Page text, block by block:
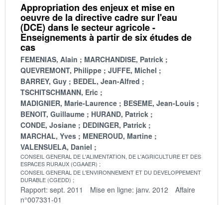
Appropriation des enjeux et mise en
oeuvre de la directive cadre sur l'eau
(DCE) dans le secteur agricole -
Enseignements à partir de six études de
cas
FEMENIAS, Alain
MARCHANDISE, Patrick
QUEVREMONT, Philippe
JUFFE, Michel
BARREY, Guy
BEDEL, Jean-Alfred
TSCHITSCHMANN, Eric
MADIGNIER, Marie-Laurence
BESEME, Jean-Louis
BENOIT, Guillaume
HURAND, Patrick
CONDE, Josiane
DEDINGER, Patrick
MARCHAL, Yves
MENEROUD, Martine
VALENSUELA, Daniel
CONSEIL GENERAL DE L'ALIMENTATION, DE L'AGRICULTURE ET DES
ESPACES RURAUX (CGAAER)
CONSEIL GENERAL DE L'ENVIRONNEMENT ET DU DEVELOPPEMENT
DURABLE (CGEDD)
Rapport: sept. 2011 Mise en ligne: janv. 2012
Affaire
n°007331-01